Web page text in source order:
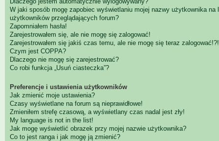
W jaki sposób mogę zapobiec wyświetlaniu mojej nazwy użytkownika na
użytkowników przeglądających forum?
Zapomniałem hasła!
Zarejestrowałem się, ale nie mogę się zalogować!
Zarejestrowałem się jakiś czas temu, ale nie mogę się teraz zalogować!?!
Czym jest COPPA?
Dlaczego nie mogę się zarejestrować?
Co robi funkcja „Usuń ciasteczka”?
Preferencje i ustawienia użytkowników
Jak zmienić moje ustawienia?
Czasy wyświetlane na forum są nieprawidłowe!
Zmieniłem strefę czasową, a wyświetlany czas nadal jest zły!
My language is not in the list!
Jak mogę wyświetlić obrazek przy mojej nazwie użytkownika?
Co to jest ranga i jak mogę ją zmienić?